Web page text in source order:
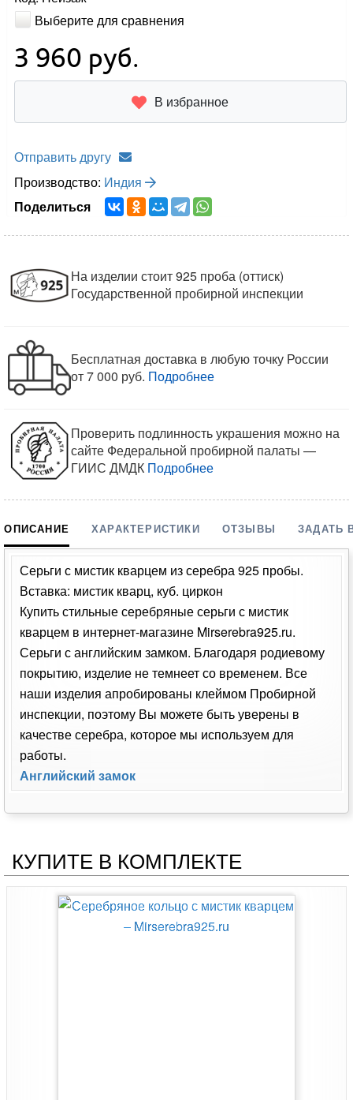
Выберите для сравнения
3 960 руб.
В избранное
Отправить другу
Производство: Индия
Поделиться
На изделии стоит 925 проба (оттиск)
Государственной пробирной инспекции
Бесплатная доставка в любую точку России
от 7 000 руб. Подробнее
Проверить подлинность украшения можно на
сайте Федеральной пробирной палаты —
ГИИС ДМДК Подробнее
ОПИСАНИЕ ХАРАКТЕРИСТИКИ ОТЗЫВЫ ЗАДАТЬ
Серьги с мистик кварцем из серебра 925 пробы.
Вставка: мистик кварц, куб. циркон
Купить стильные серебряные серьги с мистик
кварцем в интернет-магазине Mirserebra925.ru.
Серьги с английским замком. Благодаря родиевому
покрытию, изделие не темнеет со временем. Все
наши изделия апробированы клеймом Пробирной
инспекции, поэтому Вы можете быть уверены в
качестве серебра, которое мы используем для
работы.
Английский замок
КУПИТЕ В КОМПЛЕКТЕ